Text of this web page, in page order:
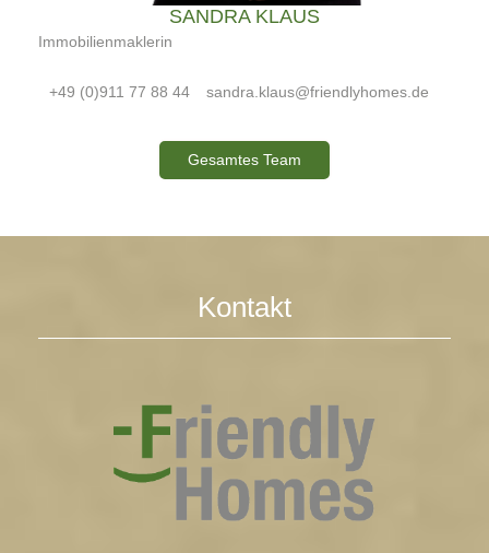
SANDRA KLAUS
Immobilienmaklerin
+49 (0)911 77 88 44 sandra.klaus@friendlyhomes.de
Gesamtes Team
Kontakt